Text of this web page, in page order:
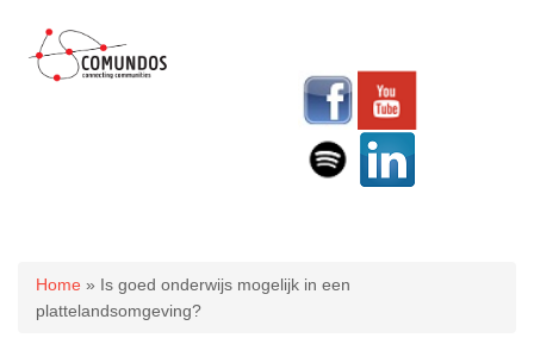
U bent hier
Home » Is goed onderwijs mogelijk in een
plattelandsomgeving?